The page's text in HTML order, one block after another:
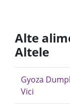
Alte
Altele
Gyoza
Vici